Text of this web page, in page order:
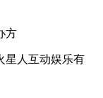
方
星人互动娱乐有